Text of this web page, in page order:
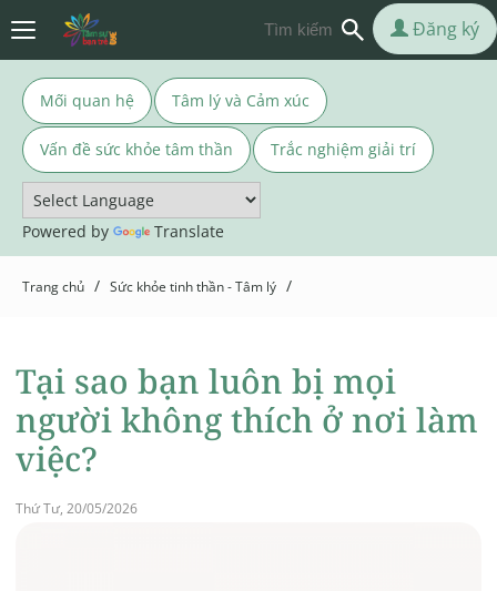
Mối quan hệ Tâm lý và Cảm xúc
Vấn đề sức khỏe tâm thần Trắc nghiệm giải trí
Powered by Translate
Đăng ký
Trang chủ / Sức khỏe tinh thần - Tâm lý /
Tại sao bạn luôn bị mọi
người không thích ở nơi làm
việc?
Thứ Tư, 20/05/2026